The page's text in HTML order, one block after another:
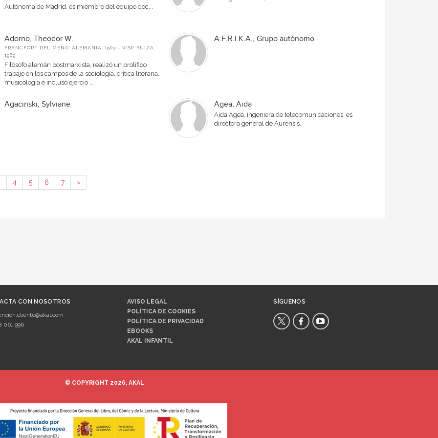
Autónoma de Madrid, es miembro del equipo doc...
Adorno, Theodor W.
FRÁNCFORT DEL MENO, ALEMANIA, 1903 - VISP, SUIZA,
1969
Filósofo alemán postmarxista, realizó un prolífico
trabajo en los campos de la sociología, crítica literaria,
musicología e incluso ejerció ...
A.F.R.I.K.A., Grupo autónomo
Agacinski, Sylviane Agea, Aida
Aida Agea, ingeniera de telecomunicaciones, es
directora general de Aurensis.
4 5 6 7 »
CON NOSOTROS
061 996
AVISO LEGAL
POLÍTICA DE COOKIES
POLÍTICA DE PRIVACIDAD
EBOOKS
AKAL INFANTIL
SÍGUENOS
© COPYRIGHT 2026, AKAL